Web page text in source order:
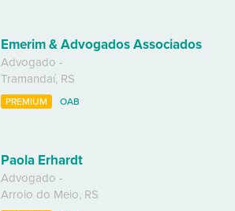
Emerim & Advogados Associados
Advogado -
Tramandaí, RS
PREMIUM OAB
Paola Erhardt
Advogado -
Arroio do Meio, RS